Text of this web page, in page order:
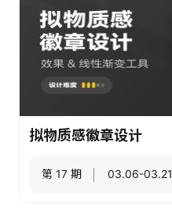
拟物质感徽章设计
第 17 期 03.06-03.21